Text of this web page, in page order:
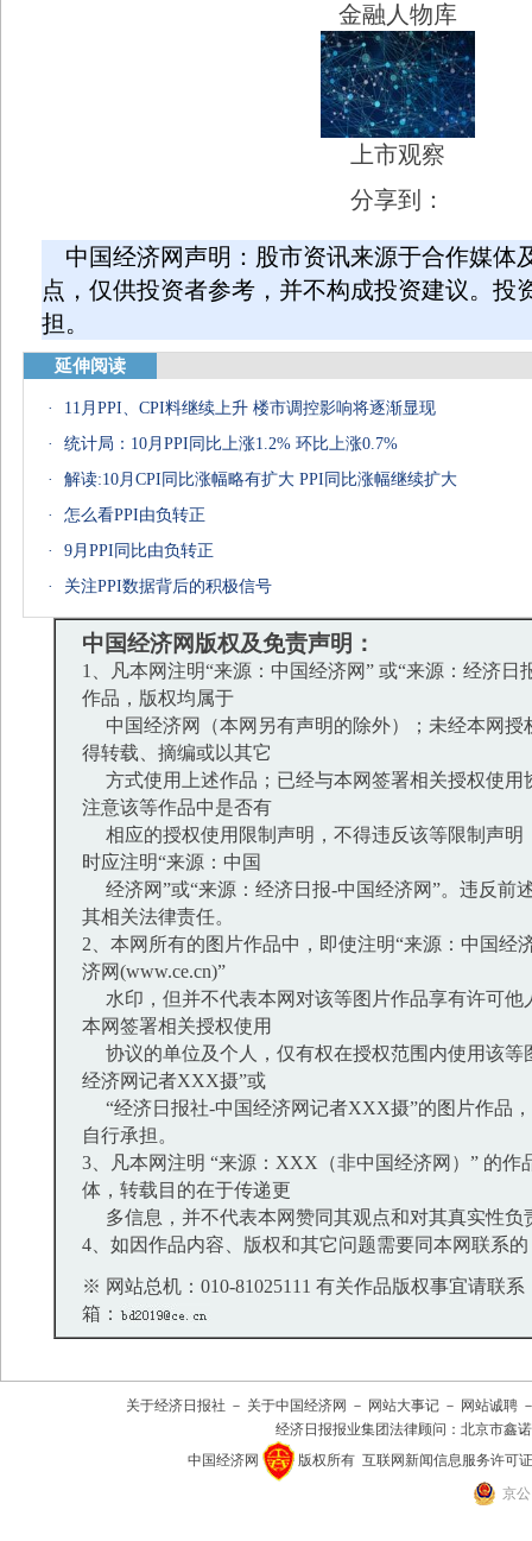
金融人物库
上市观察
分享到：
中国经济网声明：股市资讯来源于合作媒体
点，仅供投资者参考，并不构成投资建议。投
担。
延伸阅读
·
11月PPI、CPI料继续上升 楼市调控影响将逐渐显现
·
统计局：10月PPI同比上涨1.2% 环比上涨0.7%
·
解读:10月CPI同比涨幅略有扩大 PPI同比涨幅继续扩大
·
怎么看PPI由负转正
·
9月PPI同比由负转正
·
关注PPI数据背后的积极信号
中国经济网版权及免责声明：
1、凡本网注明“来源：中国经济网” 或“来源：经济日
作品，版权均属于
中国经济网（本网另有声明的除外）；未经本网授
得转载、摘编或以其它
方式使用上述作品；已经与本网签署相关授权使用
注意该等作品中是否有
相应的授权使用限制声明，不得违反该等限制声明
时应注明“来源：中国
经济网”或“来源：经济日报-中国经济网”。违反前
其相关法律责任。
2、本网所有的图片作品中，即使注明“来源：中国经
济网(www.ce.cn)”
水印，但并不代表本网对该等图片作品享有许可他
本网签署相关授权使用
协议的单位及个人，仅有权在授权范围内使用该等
经济网记者XXX摄”或
“经济日报社-中国经济网记者XXX摄”的图片作品
自行承担。
3、凡本网注明 “来源：XXX（非中国经济网）” 的作
体，转载目的在于传递更
多信息，并不代表本网赞同其观点和对其真实性负
4、如因作品内容、版权和其它问题需要同本网联系
※ 网站总机：010-81025111 有关作品版权事宜请联系
箱：
关于经济日报社 － 关于中国经济网 － 网站大事记 － 网站诚聘
经济日报报业集团法律顾问： 北京市鑫
中国经济网
版权所有 互联网新闻信息服务许可证
京公